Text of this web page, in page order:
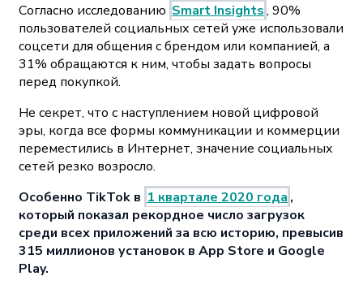
Согласно исследованию Smart Insights, 90%
пользователей социальных сетей уже использовали
соцсети для общения с брендом или компанией, а
31% обращаются к ним, чтобы задать вопросы
перед покупкой.
Не секрет, что с наступлением новой цифровой
эры, когда все формы коммуникации и коммерции
переместились в Интернет, значение социальных
сетей резко возросло.
Особенно TikTok в 1 квартале 2020 года ,
который показал рекордное число загрузок
среди всех приложений за всю историю, превысив
315 миллионов установок в App Store и Google
Play.